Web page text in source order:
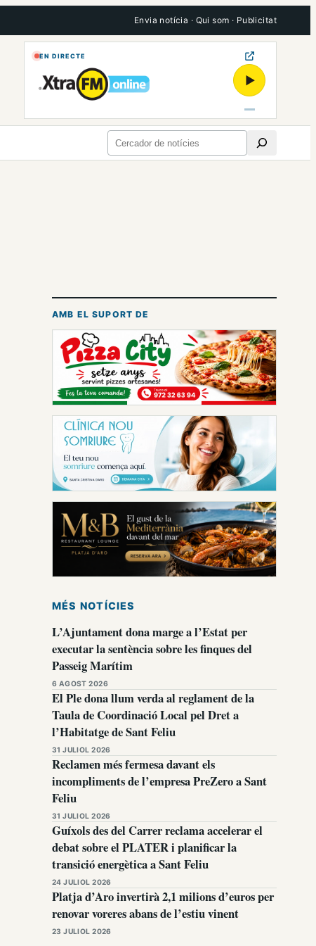
Envia notícia · Qui som · Publicitat
EN DIRECTE
▶
Cerca
AMB EL SUPORT DE
MÉS NOTÍCIES
L’Ajuntament dona marge a l’Estat per
executar la sentència sobre les finques del
Passeig Marítim
6 AGOST 2026
El Ple dona llum verda al reglament de la
Taula de Coordinació Local pel Dret a
l’Habitatge de Sant Feliu
31 JULIOL 2026
Reclamen més fermesa davant els
incompliments de l’empresa PreZero a Sant
Feliu
31 JULIOL 2026
Guíxols des del Carrer reclama accelerar el
debat sobre el PLATER i planificar la
transició energètica a Sant Feliu
24 JULIOL 2026
Platja d’Aro invertirà 2,1 milions d’euros per
renovar voreres abans de l’estiu vinent
23 JULIOL 2026